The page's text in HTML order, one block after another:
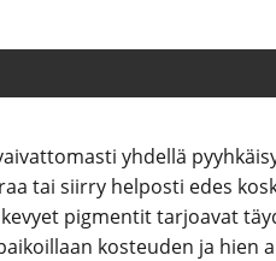
yhdellä
tai siirry helposti edes
pigmentit tarjoavat
kosteuden ja hien